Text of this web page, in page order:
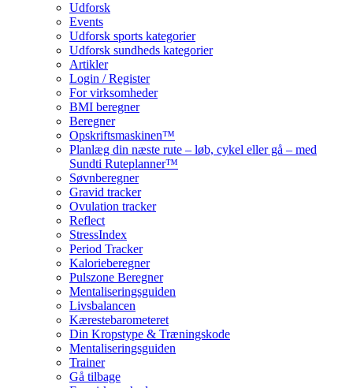
Udforsk
Events
Udforsk sports kategorier
Udforsk sundheds kategorier
Artikler
Login / Register
For virksomheder
BMI beregner
Beregner
Opskriftsmaskinen™
Planlæg din næste rute – løb, cykel eller gå – med
Sundti Ruteplanner™
Søvnberegner
Gravid tracker
Ovulation tracker
Reflect
StressIndex
Period Tracker
Kalorieberegner
Pulszone Beregner
Mentaliseringsguiden
Livsbalancen
Kærestebarometeret
Din Kropstype & Træningskode
Mentaliseringsguiden
Trainer
Gå tilbage